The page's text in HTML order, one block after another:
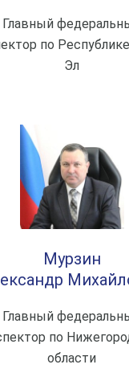
Главный
по
Эл
Мурзин
Главный
по
области